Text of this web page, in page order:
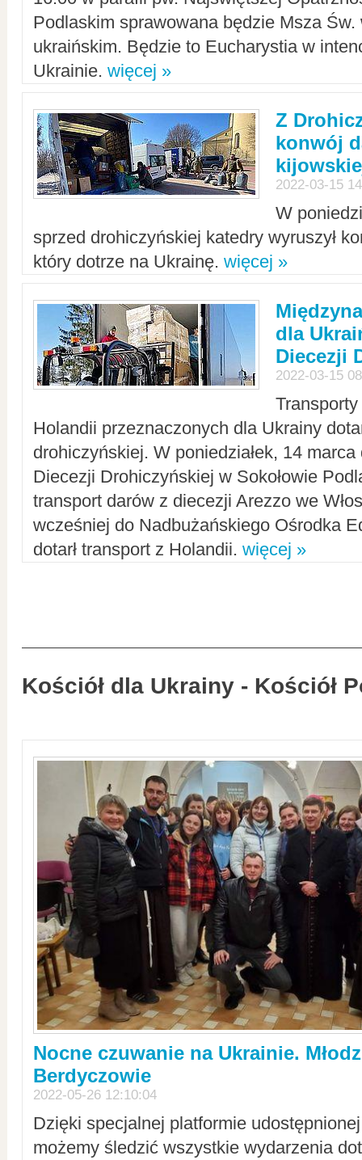
Podlaskim sprawowana będzie Msza Św.
ukraińskim. Będzie to Eucharystia w
Ukrainie. więcej »
Z
konwój
2022-03-15
W
sprzed drohiczyńskiej katedry wyruszył
który dotrze na Ukrainę. więcej »
dla
Diecezji
2022-03-15
Holandii przeznaczonych dla Ukrainy
drohiczyńskiej. W poniedziałek, 14
Diecezji Drohiczyńskiej w Sokołowie
transport darów z diecezji Arezzo we
wcześniej do Nadbużańskiego Ośrodka
dotarł transport z Holandii. więcej »
Kościół dla Ukrainy - Kościół
Nocne czuwanie na Ukrainie.
Berdyczowie
2022-05-26 12:10:04
Dzięki specjalnej platformie
możemy śledzić wszystkie wydarzenia